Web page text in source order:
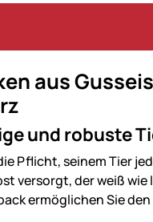
aus
und robuste
Pflicht, seinem Tier
versorgt, der weiß
ermöglichen Sie